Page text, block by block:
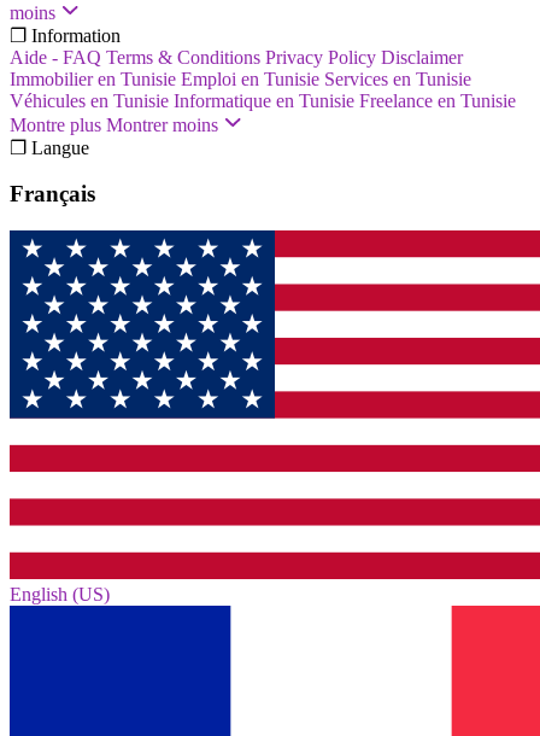
moins
❐ Information
Aide - FAQ Terms & Conditions Privacy Policy Disclaimer
Immobilier en Tunisie Emploi en Tunisie Services en Tunisie
Véhicules en Tunisie Informatique en Tunisie Freelance en Tunisie
Montre plus Montrer moins
❐ Langue
Français
English (US)‎